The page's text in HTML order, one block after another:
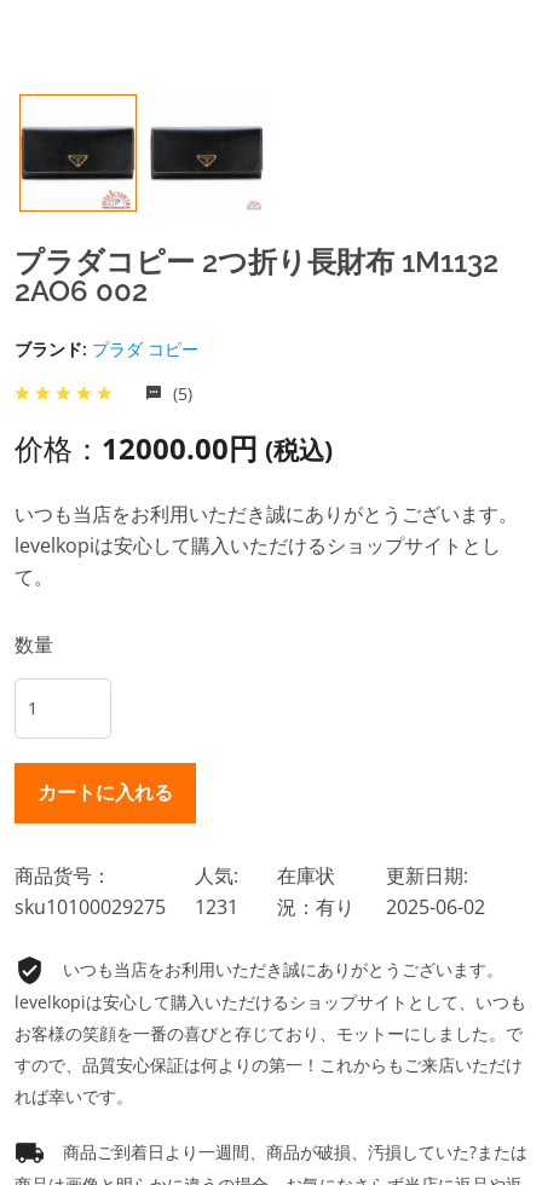
プラダコピー 2つ折り長財布 1M1132
2AO6 002
ブランド: プラダ コピー
(5)
价格： 12000.00円 (税込)
いつも当店をお利用いただき誠にありがとうございます。
levelkopiは安心して購入いただけるショップサイトとし
て。
数量
商品货号：
sku10100029275
人気:
1231
在庫状
況：有り
更新日期:
2025-06-02
いつも当店をお利用いただき誠にありがとうございます。
levelkopiは安心して購入いただけるショップサイトとして、いつも
お客様の笑顔を一番の喜びと存じており、モットーにしました。で
すので、品質安心保証は何よりの第一！これからもご来店いただけ
れば幸いです。
商品ご到着日より一週間、商品が破損、汚損していた?または